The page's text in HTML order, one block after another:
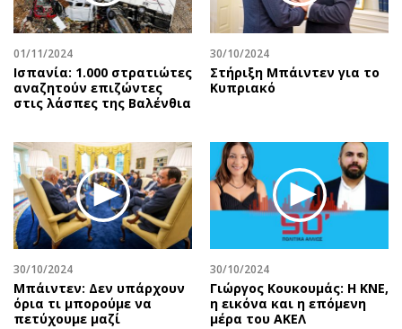
01/11/2024
Ισπανία: 1.000 στρατιώτες
αναζητούν επιζώντες
στις λάσπες της Βαλένθια
30/10/2024
Στήριξη Μπάιντεν για το
Κυπριακό
30/10/2024
Μπάιντεν: Δεν υπάρχουν
όρια τι μπορούμε να
πετύχουμε μαζί
30/10/2024
Γιώργος Κουκουμάς: Η ΚΝΕ,
η εικόνα και η επόμενη
μέρα του ΑΚΕΛ